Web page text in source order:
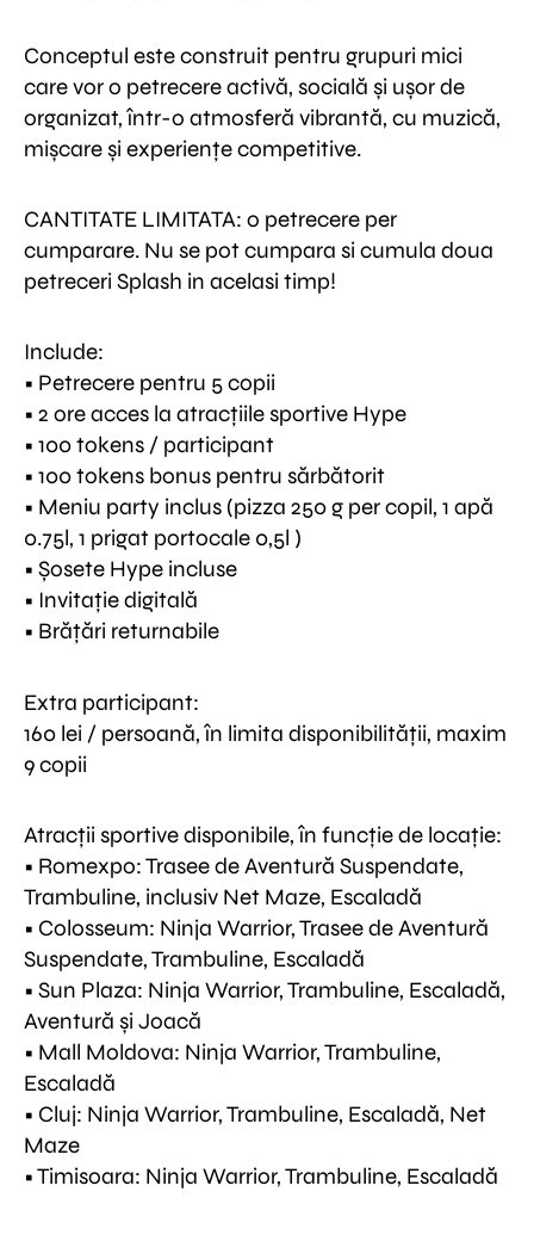
Conceptul este construit pentru grupuri mici
care vor o petrecere activă, socială și ușor de
organizat, într-o atmosferă vibrantă, cu muzică,
mișcare și experiențe competitive.
CANTITATE LIMITATA: o petrecere per
cumparare. Nu se pot cumpara si cumula doua
petreceri Splash in acelasi timp!
Include:
• Petrecere pentru 5 copii
• 2 ore acces la atracțiile sportive Hype
• 100 tokens / participant
• 100 tokens bonus pentru sărbătorit
• Meniu party inclus (pizza 250 g per copil, 1 apă
0.75l, 1 prigat portocale 0,5l )
• Șosete Hype incluse
• Invitație digitală
• Brățări returnabile
Extra participant:
160 lei / persoană, în limita disponibilității, maxim
9 copii
Atracții sportive disponibile, în funcție de locație:
• Romexpo: Trasee de Aventură Suspendate,
Trambuline, inclusiv Net Maze, Escaladă
• Colosseum: Ninja Warrior, Trasee de Aventură
Suspendate, Trambuline, Escaladă
• Sun Plaza: Ninja Warrior, Trambuline, Escaladă,
Aventură și Joacă
• Mall Moldova: Ninja Warrior, Trambuline,
Escaladă
• Cluj: Ninja Warrior, Trambuline, Escaladă, Net
Maze
• Timisoara: Ninja Warrior, Trambuline, Escaladă